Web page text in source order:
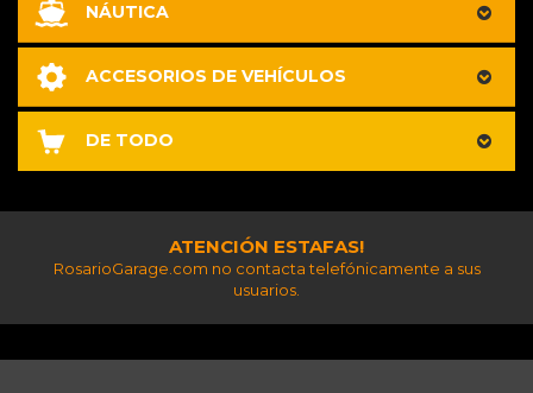
NÁUTICA
ACCESORIOS DE VEHÍCULOS
DE TODO
ATENCIÓN ESTAFAS!
RosarioGarage.com no contacta telefónicamente a sus
usuarios.